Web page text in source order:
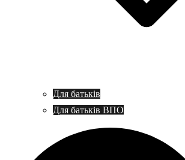
Для батьків
Для батьків ВПО